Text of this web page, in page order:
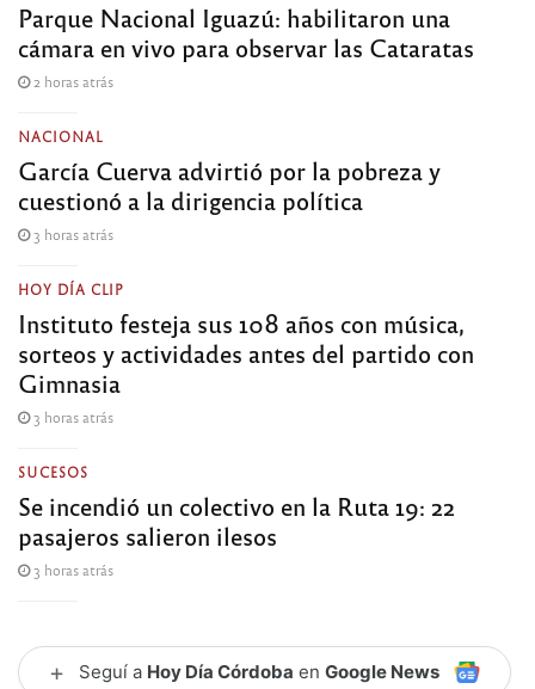
Parque Nacional Iguazú: habilitaron una
cámara en vivo para observar las Cataratas
2 horas atrás
NACIONAL
García Cuerva advirtió por la pobreza y
cuestionó a la dirigencia política
3 horas atrás
HOY DÍA CLIP
Instituto festeja sus 108 años con música,
sorteos y actividades antes del partido con
Gimnasia
3 horas atrás
SUCESOS
Se incendió un colectivo en la Ruta 19: 22
pasajeros salieron ilesos
3 horas atrás
+ Seguí a Hoy Día Córdoba en Google News